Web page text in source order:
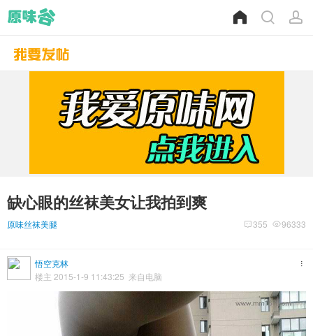
缺心眼的丝袜美女让我拍到爽
原味丝袜美腿 96333
355
悟空克林
楼主 2015-1-9 11:43:25 来自电脑